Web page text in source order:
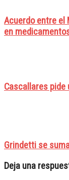
Acuerdo entre el
en
Cascallares pide
Grindetti se
Deja una